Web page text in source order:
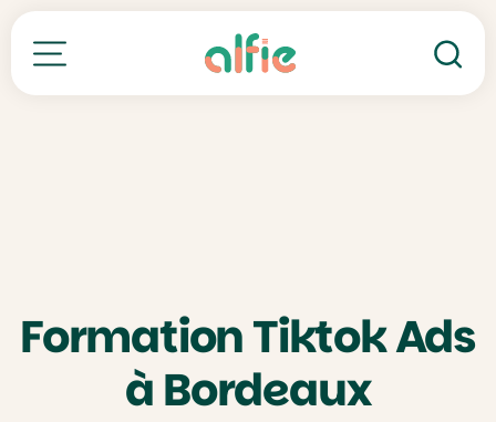
Toutes nos formations
Formation Tiktok Ads
à Bordeaux